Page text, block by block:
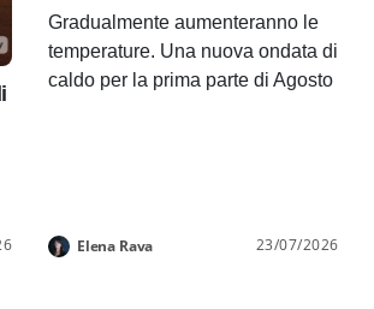
Gradualmente aumenteranno le
temperature. Una nuova ondata di
caldo per la prima parte di Agosto
Elena Rava 23/07/2026